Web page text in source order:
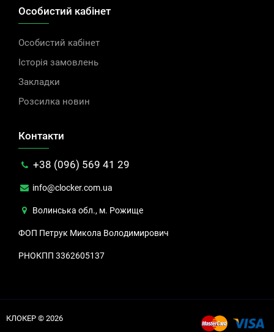
Особистий кабінет
Особистий кабінет
Історія замовлень
Закладки
Розсилка новин
Контакти
+38 (096) 569 41 29
info@clocker.com.ua
Волинська обл., м. Рожище
ФОП Петрук Микола Володимирович
РНОКПП 3362605137
КЛОКЕР © 2026